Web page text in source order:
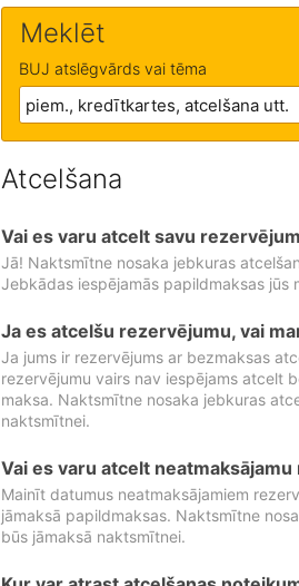
Meklēt
BUJ atslēgvārds vai tēma
Atcelšana
Vai es varu atcelt savu
Jā! Naktsmītne nosaka jebkuras
Jebkādas iespējamās papildmaksas jūs
Ja es atcelšu rezervējumu, vai
Ja jums ir rezervējums ar bezmaksas
rezervējumu vairs nav iespējams atcelt
maksa. Naktsmītne nosaka jebkuras
naktsmītnei.
Vai es varu atcelt
Mainīt datumus neatmaksājamiem
jāmaksā papildmaksas. Naktsmītne
būs jāmaksā naktsmītnei.